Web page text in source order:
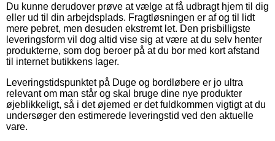
Du kunne derudover prøve at vælge at få udbragt hjem til dig
eller ud til din arbejdsplads. Fragtløsningen er af og til lidt
mere pebret, men desuden ekstremt let. Den prisbilligste
leveringsform vil dog altid vise sig at være at du selv henter
produkterne, som dog beroer på at du bor med kort afstand
til internet butikkens lager.
Leveringstidspunktet på Duge og bordløbere er jo ultra
relevant om man står og skal bruge dine nye produkter
øjeblikkeligt, så i det øjemed er det fuldkommen vigtigt at du
undersøger den estimerede leveringstid ved den aktuelle
vare.